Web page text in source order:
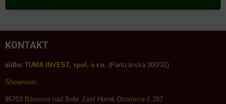
KONTAKT
sídlo: TUMA INVEST, spol. s r.o. (Partizánska 300/32)
Showroom:
95703 Bánovce nad Bebr.,časť Horné Ozorovce č.297